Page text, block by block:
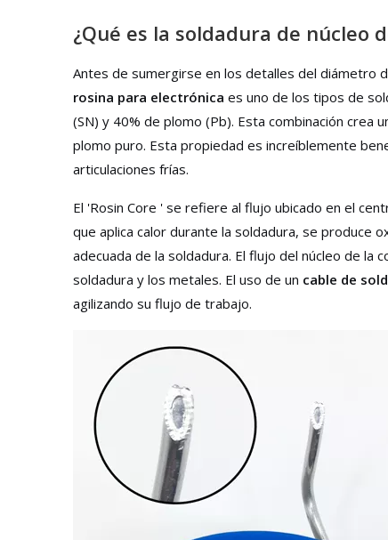
¿Qué es la soldadura de núcleo
Antes de sumergirse en los detalles del diámetro
rosina para electrónica es uno de los tipos de
(SN) y 40% de plomo (Pb). Esta combinación crea
plomo puro. Esta propiedad es increíblemente
articulaciones frías.
El 'Rosin Core ' se refiere al flujo ubicado en el
que aplica calor durante la soldadura, se produce
adecuada de la soldadura. El flujo del núcleo de la
soldadura y los metales. El uso de un cable de
agilizando su flujo de trabajo.